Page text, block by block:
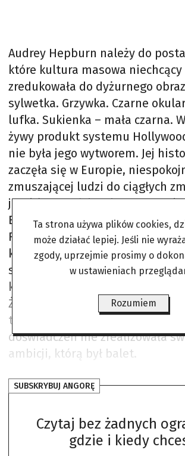
Audrey Hepburn należy do
które kultura masowa niechcący
zredukowała do dyżurnego
sylwetka. Grzywka. Czarne
lufka. Sukienka – mała czarna.
żywy produkt systemu
nie była jego wytworem. Jej
zaczęła się w Europie,
zmuszającej ludzi do ciągłych
języków. Urodziła się w 1929
Brukseli, w Ixelles, jako Audrey
Ruston, w rodzinie o
korzeniach, ale nie zaznała
stabilności, jaka z takim
kojarzy. Wojnę spędziła w
Żeby przetrwać, jadła nawet
tulipanów. Przez skutki
doświadczeń nie zrealizowała
ambicji, którą był balet.
SUBSKRYBUJ ANGORĘ
Czytaj bez żadnych
gdzie i kiedy
Ta strona używa plików cookies,
może działać lepiej. Jeśli nie
zgody, uprzejmie prosimy o
w ustawieniach
Rozumiem